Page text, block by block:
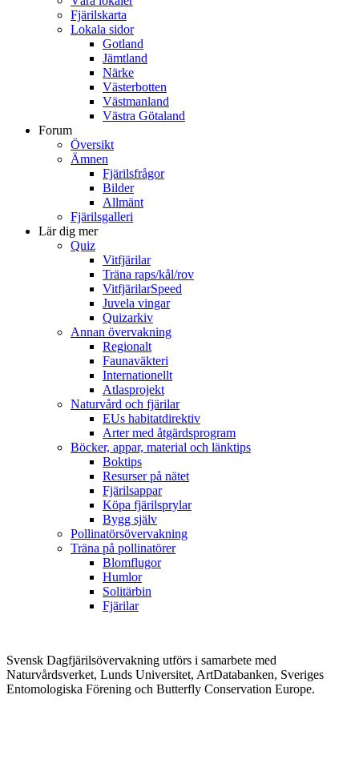
Fjärilskarta
Lokala sidor
Gotland
Jämtland
Närke
Västerbotten
Västmanland
Västra Götaland
Forum
Översikt
Ämnen
Fjärilsfrågor
Bilder
Allmänt
Fjärilsgalleri
Lär dig mer
Quiz
Vitfjärilar
Träna raps/kål/rov
VitfjärilarSpeed
Juvela vingar
Quizarkiv
Annan övervakning
Regionalt
Faunaväkteri
Internationellt
Atlasprojekt
Naturvård och fjärilar
EUs habitatdirektiv
Arter med åtgärdsprogram
Böcker, appar, material och länktips
Boktips
Resurser på nätet
Fjärilsappar
Köpa fjärilsprylar
Bygg själv
Pollinatörsövervakning
Träna på pollinatörer
Blomflugor
Humlor
Solitärbin
Fjärilar
Svensk Dagfjärilsövervakning utförs i samarbete med
Naturvårdsverket, Lunds Universitet, ArtDatabanken, Sveriges
Entomologiska Förening och Butterfly Conservation Europe.